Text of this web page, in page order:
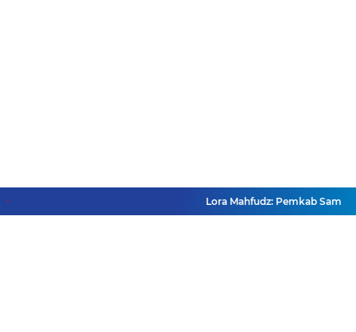
Lora Mahfudz: Pemkab